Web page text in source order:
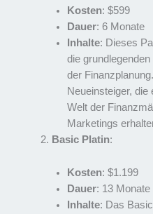
Kosten: $599
Dauer: 6 Monate
Inhalte: Dieses
die
der
Neueinsteiger, die
Welt der
Marketings
Basic Platin:
Kosten: $1.199
Dauer: 13 Monate
Inhalte: Das